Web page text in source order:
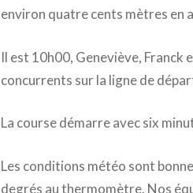
environ quatre cents mètres en
Il est 10h00, Geneviève, Franck
concurrents sur la ligne de
La course démarre avec six
Les conditions météo sont
degrés au thermomètre. Nos